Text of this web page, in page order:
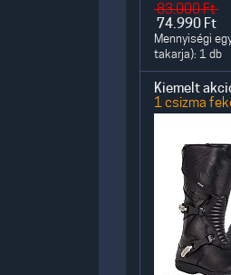
83.000Ft
74.990 Ft
Mennyiségi
takarja): 1 db
Kiemelt
1 csizma